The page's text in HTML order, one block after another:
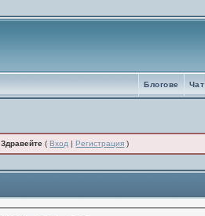
Чат
Блогове
Здравейте (Вход |Регистрация )